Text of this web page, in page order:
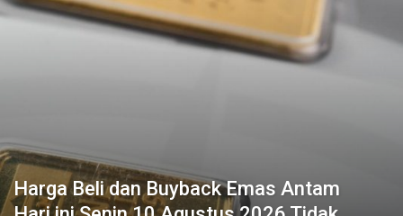
Harga Beli dan Buyback Emas Antam